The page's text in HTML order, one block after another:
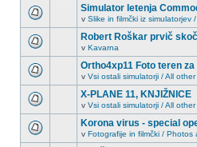
Simulator letenja
v Slike in filmčki iz simulatorjev
Robert Roškar prvič
v Kavarna
Ortho4xp11 Foto teren
v Vsi ostali simulatorji / All
X-PLANE 11, KNJIŽNICE
v Vsi ostali simulatorji / All
Korona virus - special
v Fotografije in filmčki / Photos